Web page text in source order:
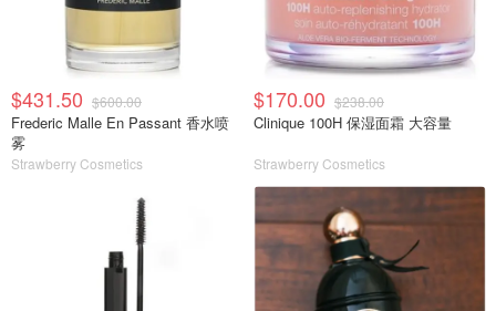
$431.50 $600.00
Frederic Malle En Passant 香水喷
雾
Strawberry Cosmetics
$170.00 $238.00
Clinique 100H 保湿面霜 大容量
Strawberry Cosmetics